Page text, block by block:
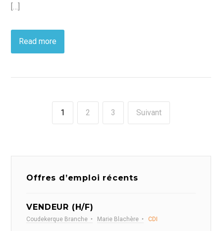
[…]
Read more
1 2 3 Suivant
Offres d’emploi récents
VENDEUR (H/F)
Coudekerque Branche Marie Blachère CDI